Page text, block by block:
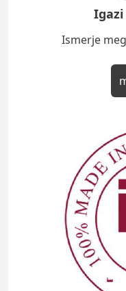
Igazi
Ismerje